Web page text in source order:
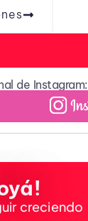
de Instagram:
creciendo